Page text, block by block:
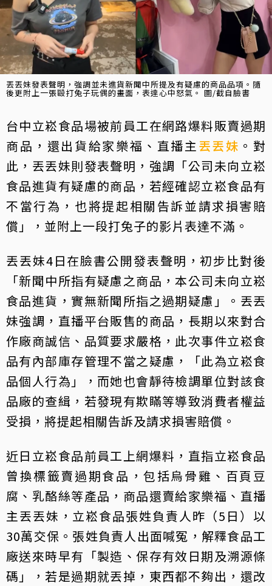
丟丟妹發表聲明，強調並未進貨新聞中所提及有疑慮的商品品項。隨
後更附上一張毆打兔子玩偶的畫面，表達心中怒氣。 圖/截自臉書
台中立崧食品場被前員工在網路爆料販賣過期
商品，還出貨給家樂福、直播主 丟丟妹 。對
此，丟丟妹則發表聲明，強調「公司未向立崧
食品進貨有疑慮的商品，若經確認立崧食品有
不當行為，也將提起相關告訴並請求損害賠
償」，並附上一段打兔子的影片表達不滿。
丟丟妹4日在臉書公開發表聲明，初步比對後
「新聞中所指有疑慮之商品，本公司未向立崧
食品進貨，實無新聞所指之過期疑慮」。丟丟
妹強調，直播平台販售的商品，長期以來對合
作廠商誠信、品質要求嚴格，此次事件立崧食
品有內部庫存管理不當之疑慮，「此為立崧食
品個人行為」，而她也會靜待檢調單位對該食
品廠的查緝，若發現有欺瞞等導致消費者權益
受損，將提起相關告訴及請求損害賠償。
近日立崧食品前員工上網爆料，直指立崧食品
曾換標籤賣過期食品，包括烏骨雞、百頁豆
腐、乳酪絲等產品，商品還賣給家樂福、直播
主丟丟妹，立崧食品張姓負責人昨（5日）以
30萬交保。張姓負責人出面喊冤，解釋食品工
廠送來時早有「製造、保存有效日期及溯源條
碼」，若是過期就丟掉，東西都不夠出，還改